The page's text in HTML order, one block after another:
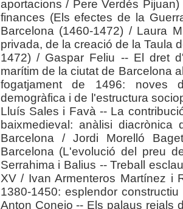
aportacions / Pere Verdés
finances (Els efectes de la
Barcelona (1460-1472) / Laura
privada, de la creació de la Taula
1472) / Gaspar Feliu -- El dret
marítim de la ciutat de Barcelona
fogatjament de 1496: noves
demogràfica i de l'estructura
Lluís Sales i Favà -- La
baixmedieval: anàlisi
Barcelona / Jordi Morelló
Barcelona (L'evolució del preu
Serrahima i Balius -- Treball
XV / Ivan Armenteros Martínez i
1380-1450: esplendor
Anton Conejo -- Els palaus reials